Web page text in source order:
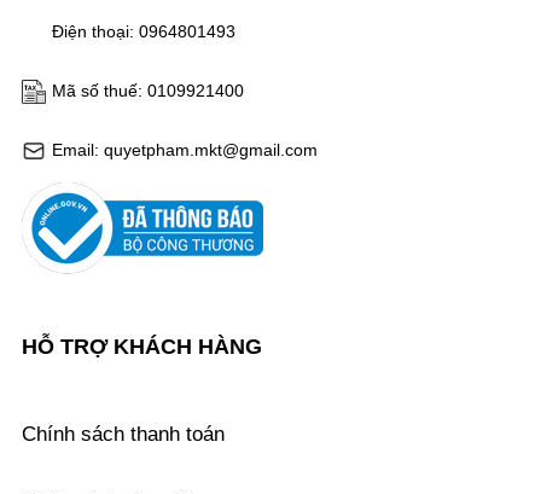
Email: quyetpham.mkt@gmail.com
Mã số thuế: 0109921400
Điện thoại: 0964801493
HỖ TRỢ KHÁCH HÀNG
Chính sách thanh toán